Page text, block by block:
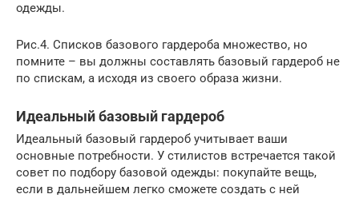
одежды.
Рис.4. Списков базового гардероба множество, но
помните – вы должны составлять базовый гардероб не
по спискам, а исходя из своего образа жизни.
Идеальный базовый гардероб
Идеальный базовый гардероб учитывает ваши
основные потребности. У стилистов встречается такой
совет по подбору базовой одежды: покупайте вещь,
если в дальнейшем легко сможете создать с ней